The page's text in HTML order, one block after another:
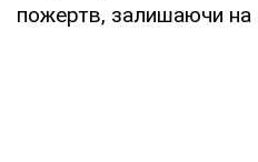
пожертв, залишаючи